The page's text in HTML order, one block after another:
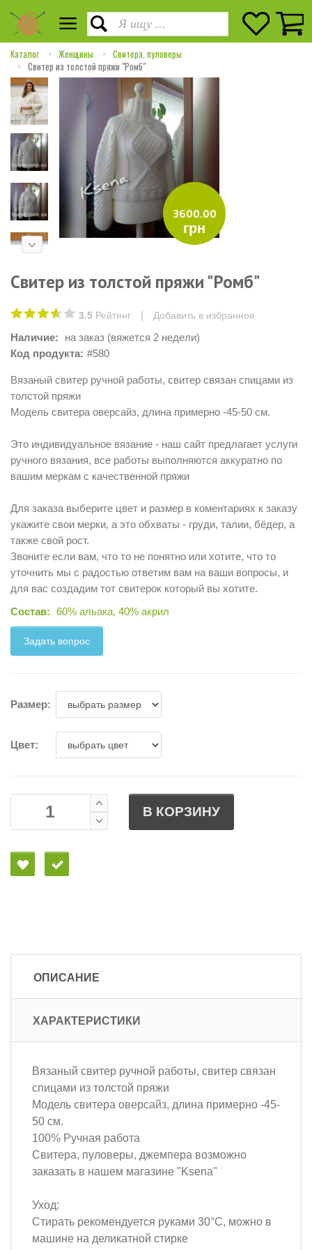
Каталог Женщины
Свитера, пуловеры
Свитер из толстой пряжи "Ромб"
3600.00
грн
Свитер из толстой пряжи "Ромб"
3.5 Рейтинг | Добавить в избранное
Наличие:
на заказ (вяжется 2 недели)
Код продукта: #580
Вязаный свитер ручной работы, свитер связан спицами из
толстой пряжи
Модель свитера оверсайз, длина примерно -45-50 см.
Это индивидуальное вязание - наш сайт предлагает услуги
ручного вязания, все работы выполняются аккуратно по
вашим меркам с качественной пряжи
Для заказа выберите цвет и размер в коментариях к заказу
укажите свои мерки, а это обхваты - груди, талии, бёдер, а
также свой рост.
Звоните если вам, что то не понятно или хотите, что то
уточнить мы с радостью ответим вам на ваши вопросы, и
для вас создадим тот свитерок который вы хотите.
Состав: 60% альака, 40% акрил
Задать вопрос
Размер:
Цвет:
В КОРЗИНУ
ОПИСАНИЕ
ХАРАКТЕРИСТИКИ
Вязаный свитер ручной работы, свитер связан
спицами из толстой пряжи
Модель свитера оверсайз, длина примерно -45-
50 см.
100% Ручная работа
Свитера, пуловеры, джемпера возможно
заказать в нашем магазине "Ksena"
Уход:
Стирать рекомендуется руками 30°C, можно в
машине на деликатной стирке